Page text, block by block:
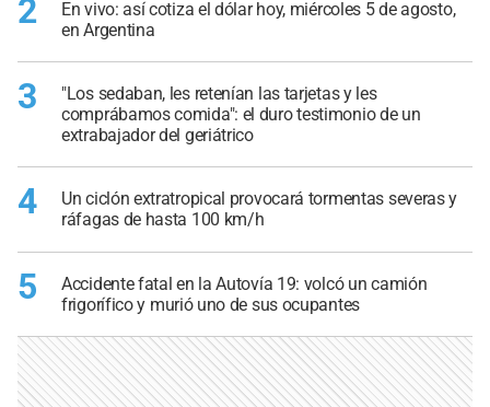
2
En vivo: así cotiza el dólar hoy, miércoles 5 de agosto,
en Argentina
3
"Los sedaban, les retenían las tarjetas y les
comprábamos comida": el duro testimonio de un
extrabajador del geriátrico
4
Un ciclón extratropical provocará tormentas severas y
ráfagas de hasta 100 km/h
5
Accidente fatal en la Autovía 19: volcó un camión
frigorífico y murió uno de sus ocupantes